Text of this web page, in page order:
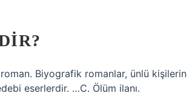
Biyografik romanlar, ünlü kişilerin
eserlerdir. …C. Ölüm ilanı.